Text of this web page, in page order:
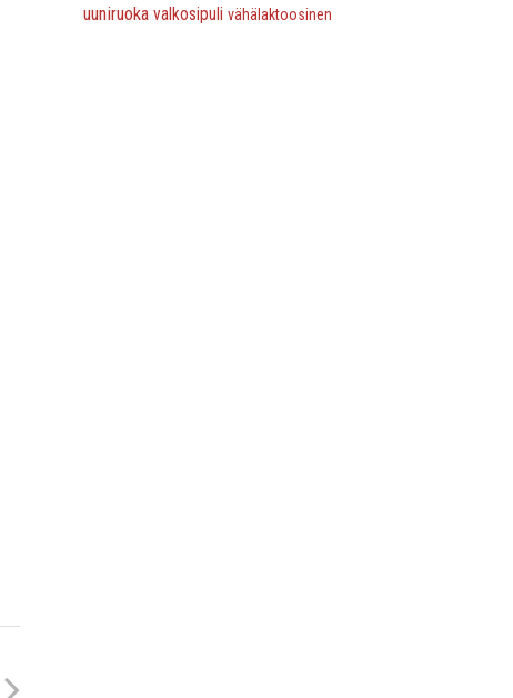
uuniruoka valkosipuli vähälaktoosinen